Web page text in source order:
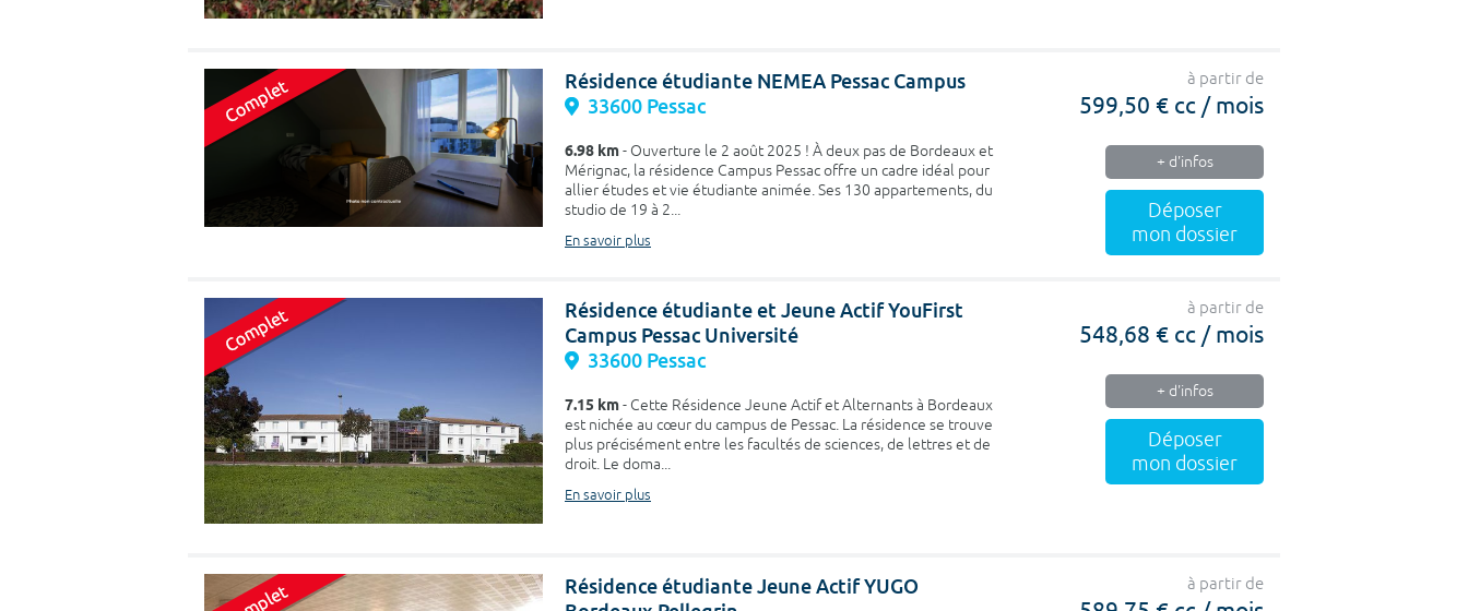
Résidence étudiante NEMEA Pessac Campus
33600 Pessac
6.98 km- Ouverture le 2 août 2025 ! À deux pas de Bordeaux et
Mérignac, la résidence Campus Pessac offre un cadre idéal pour
allier études et vie étudiante animée. Ses 130 appartements, du
studio de 19 à 2...
En savoir plus
à partir de
599,50 € cc / mois
+ d'infos
Déposer
mon dossier
Résidence étudiante et Jeune Actif YouFirst
Campus Pessac Université
33600 Pessac
7.15 km- Cette Résidence Jeune Actif et Alternants à Bordeaux
est nichée au cœur du campus de Pessac. La résidence se trouve
plus précisément entre les facultés de sciences, de lettres et de
droit. Le doma...
En savoir plus
à partir de
548,68 € cc / mois
+ d'infos
Déposer
mon dossier
Résidence étudiante Jeune Actif YUGO
à partir de